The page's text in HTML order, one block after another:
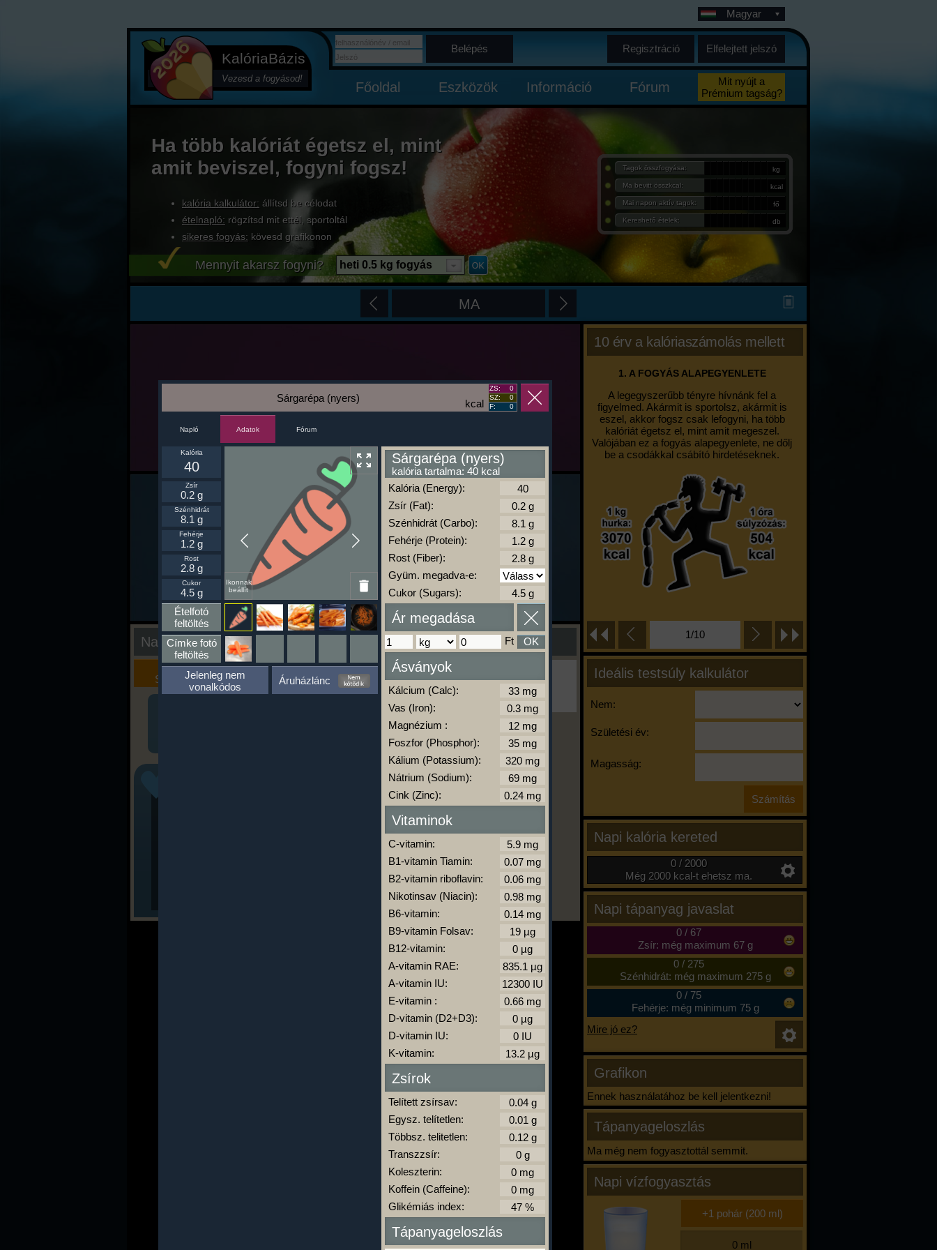
KalóriaBázis
Vezesd a fogyásod!
Magyar
Belépés Regisztráció Elfelejtett jelszó
Főoldal Eszközök Információ Fórum
Mit nyújt a
Prémium tagság?
Ha több kalóriát égetsz el, mint
amit beviszel, fogyni fogsz!
kalória kalkulátor: állítsd be célodat
ételnapló: rögzítsd mit ettél, sportoltál
sikeres fogyás: kövesd grafikonon
Tagok összfogyása: kg
Ma bevitt összkcal: kcal
Mai napon aktív tagok: fő
Kereshető ételek: db
Mennyit akarsz fogyni? heti 0.5 kg fogyás
MA
10 érv a kalóriaszámolás mellett
1. A FOGYÁS ALAPEGYENLETE
A legegyszerűbb tényre hívnánk fel a
figyelmed. Akármit is sportolsz, akármit is
eszel, akkor fogsz csak lefogyni, ha több
kalóriát égetsz el, mint amit megeszel.
Valójában ez a fogyás alapegyenlete, ne dőlj
be a csodákkal csábító hirdetéseknek.
1/10
Ideális testsúly kalkulátor
Nem:
Születési év:
Magasság:
Napi kalória kereted
0 / 2000
Még 2000 kcal-t ehetsz ma.
Napi tápanyag javaslat
0/ 67
Zsír: még maximum 67 g
0/ 275
Szénhidrát: még maximum 275 g
0/ 75
Fehérje: még minimum 75 g
Mire jó ez?
Grafikon
Ennek használatához be kell jelentkezni!
Tápanyageloszlás
Ma még nem fogyasztottál semmit.
Napi vízfogyasztás
Nap kiértékelése
Kalória
Szimulátor
Szöveges
Értékelés
Ha ma már nem eszel/sportolsz többet,
kattints a kiértékelésre!
A Kalória Szimulátor Prémium funkció.
-
kcal
Sárgarépa (nyers)
ZS:
0
SZ:
0
F:
0
Napló Adatok Fórum
Ikonnak
beállít
Kalória
40
Zsír
0.2 g
Szénhidrát
8.1 g
Fehérje
1.2 g
Rost
2.8 g
Cukor
4.5 g
Ételfotó
feltöltés
Címke fotó
feltöltés
Jelenleg nem
vonalkódos
Áruházlánc
Sárgarépa (nyers)
kalória tartalma: 40 kcal
Kalória (Energy):
Zsír (Fat):
Szénhidrát (Carbo):
Fehérje (Protein):
Rost (Fiber):
Gyüm. megadva-e:
Cukor (Sugars):
Ár megadása
Ft OK
Ásványok
Kálcium (Calc):
Vas (Iron):
Magnézium :
Foszfor (Phosphor):
Kálium (Potassium):
Nátrium (Sodium):
Cink (Zinc):
Vitaminok
C-vitamin:
B1-vitamin Tiamin:
B2-vitamin riboflavin:
Nikotinsav (Niacin):
B6-vitamin:
B9-vitamin Folsav:
B12-vitamin:
A-vitamin RAE:
A-vitamin IU:
E-vitamin :
D-vitamin (D2+D3):
D-vitamin IU:
K-vitamin:
Zsírok
Telített zsírsav:
Egysz. telítetlen:
Többsz. telitetlen:
Transzzsír:
Koleszterin:
Koffein (Caffeine):
Glikémiás index:
Tápanyageloszlás